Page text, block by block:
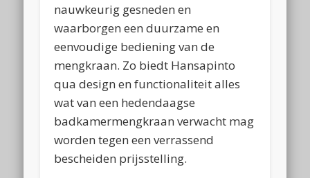
nauwkeurig gesneden en
waarborgen een duurzame en
eenvoudige bediening van de
mengkraan. Zo biedt Hansapinto
qua design en functionaliteit alles
wat van een hedendaagse
badkamermengkraan verwacht mag
worden tegen een verrassend
bescheiden prijsstelling.